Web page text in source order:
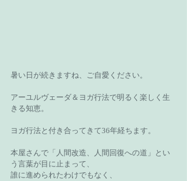
暑い日が続きますね、ご自愛ください。
アーユルヴェーダ＆ヨガ行法で明るく楽しく生
きる知恵。
ヨガ行法と付き合ってきて36年経ちます。
本屋さんで「人間改造、人間回復への道」とい
う言葉が目に止まって、
誰に進められたわけでもなく、